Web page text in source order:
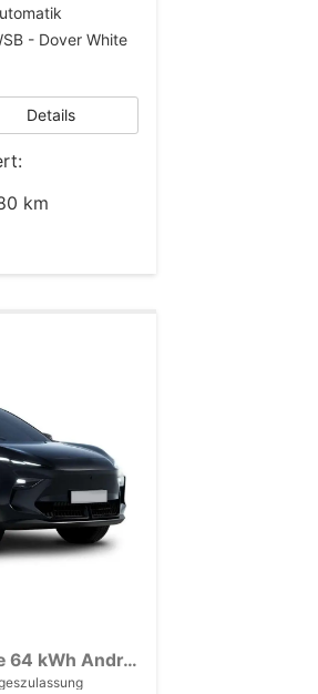
- Dover White
Details
km
Luxury MGS5 Long Range 64 kWh Android Auto*Navi*SHZ*360°*Keyless*E-Heck*ACC